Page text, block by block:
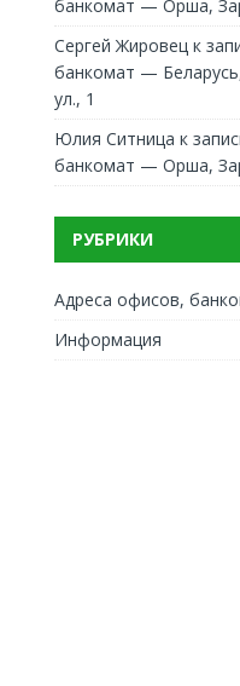
банкомат — Орша,
Сергей Жировец к
банкомат —
ул., 1
Юлия Ситница к
банкомат — Орша,
РУБРИКИ
Адреса офисов,
Информация